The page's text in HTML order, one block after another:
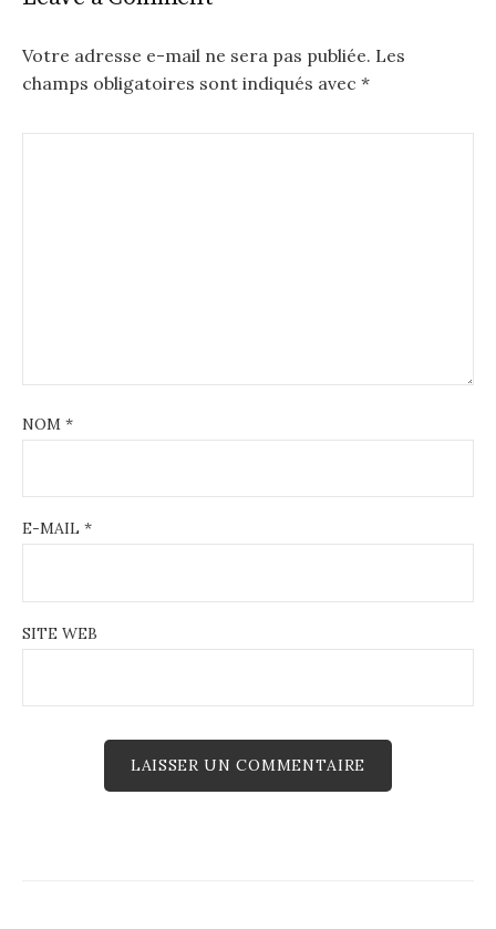
Votre adresse e-mail ne sera pas publiée. Les
champs obligatoires sont indiqués avec *
NOM *
E-MAIL *
SITE WEB